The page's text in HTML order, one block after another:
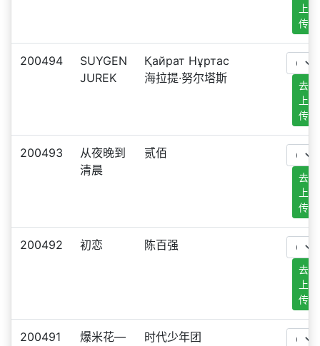
上
传
200494
SUYGEN
JUREK
Қайрат Нұртас
海拉提·努尔塔斯
去
上
传
200493
从夜晚到
清晨
贰佰
去
上
传
200492 初恋 陈百强
去
上
传
200491
爆米花—
时代少年团